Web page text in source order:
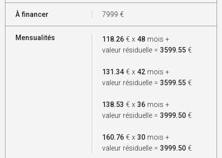
À financer 7999 €
Mensualités 118.26 € x48 mois +
valeur résiduelle =3599.55 €
131.34 € x42 mois +
valeur résiduelle =3599.55 €
138.53 € x36 mois +
valeur résiduelle =3999.50 €
160.76 € x30 mois +
valeur résiduelle =3999.50 €